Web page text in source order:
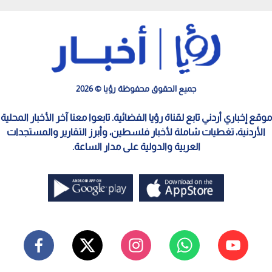
جميع الحقوق محفوظة رؤيا © 2026
موقع إخباري أردني تابع لقناة رؤيا الفضائية. تابعوا معنا آخر الأخبار المحلية
الأردنية، تغطيات شاملة لأخبار فلسطين، وأبرز التقارير والمستجدات
العربية والدولية على مدار الساعة.